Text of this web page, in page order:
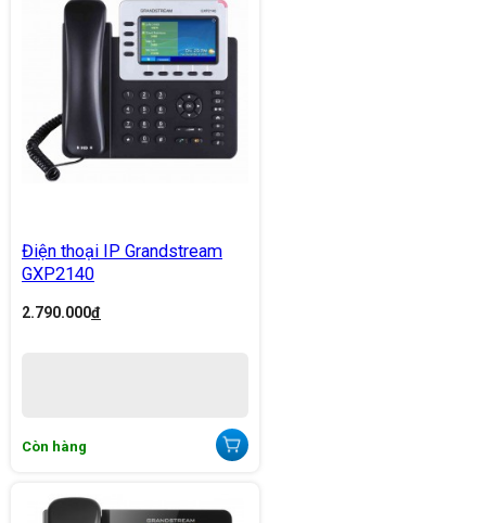
Điện thoại IP Grandstream
GXP2140
2.790.000đ
Còn hàng